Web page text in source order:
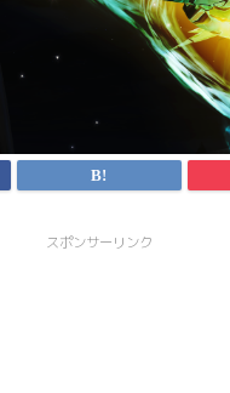
スポンサーリンク